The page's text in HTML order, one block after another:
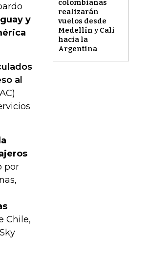
colombianas
realizarán
vuelos desde
Medellín y Cali
hacia la
Argentina
y
al
por
Chile,